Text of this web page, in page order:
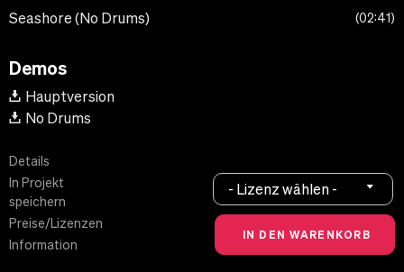
Seashore (No Drums) 02:41
Demos
Hauptversion
No Drums
Details
In Projekt
speichern
Preise/Lizenzen
Information
- Lizenz wählen -